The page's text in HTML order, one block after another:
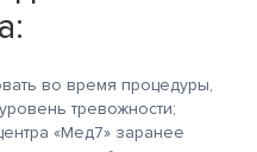
во время процедуры,
тревожности;
«Мед7» заранее